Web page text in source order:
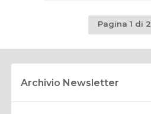
Pagina 1 di 2
Archivio Newsletter